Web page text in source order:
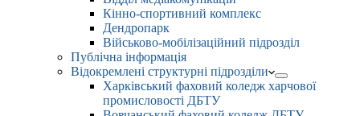
Кінно-спортивний комплекс
Дендропарк
Військово-мобілізаційний підрозділ
Публічна інформація
Відокремлені структурні підрозділи
Харківський фаховий коледж харчової
промисловості ДБТУ